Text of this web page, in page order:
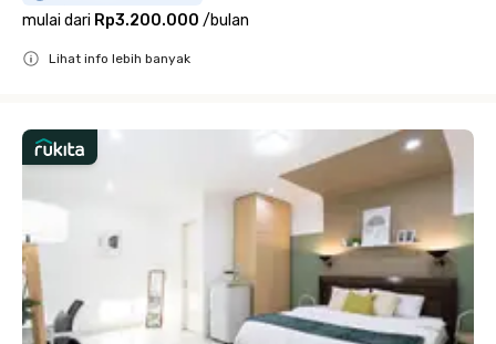
mulai dari Rp3.200.000 /bulan
Lihat info lebih banyak